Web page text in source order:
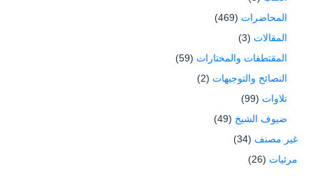
المحاضرات (469)
المقالات (3)
المقتطفات والمختارات (59)
النصائح والتوجيهات (2)
تلاوات (99)
ضيوف الشيخ (49)
غير مصنف (34)
مرئيات (26)